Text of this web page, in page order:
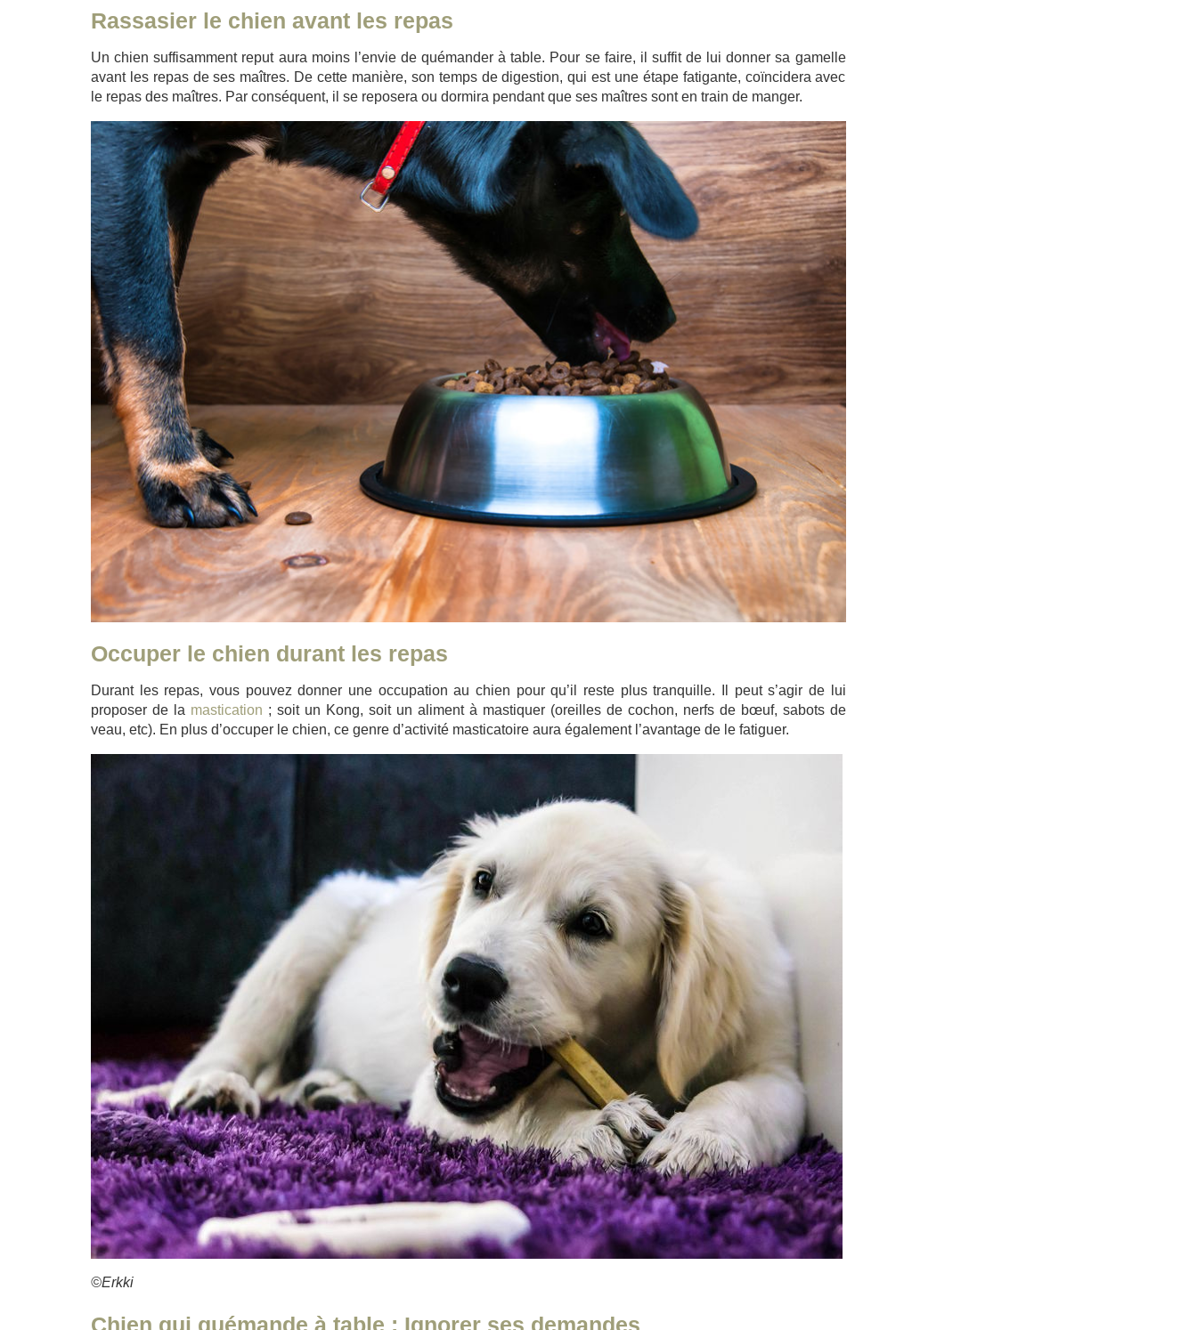
Rassasier le chien avant les repas
Un chien suffisamment reput aura moins l’envie de quémander à table. Pour se faire, il suffit de lui donner sa gamelle
avant les repas de ses maîtres. De cette manière, son temps de digestion, qui est une étape fatigante, coïncidera avec
le repas des maîtres. Par conséquent, il se reposera ou dormira pendant que ses maîtres sont en train de manger.
Occuper le chien durant les repas
Durant les repas, vous pouvez donner une occupation au chien pour qu’il reste plus tranquille. Il peut s’agir de lui
proposer de la mastication ; soit un Kong, soit un aliment à mastiquer (oreilles de cochon, nerfs de bœuf, sabots de
veau, etc). En plus d’occuper le chien, ce genre d’activité masticatoire aura également l’avantage de le fatiguer.
©Erkki
Chien qui quémande à table : Ignorer ses demandes